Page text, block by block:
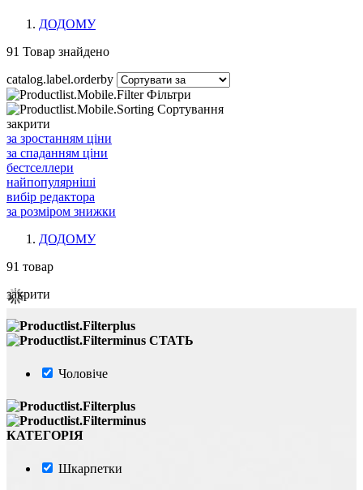
ДОДОМУ
91 Товар знайдено
catalog.label.orderby
Фільтри
Сортування
закрити
за зростанням ціни
за спаданням ціни
бестселлери
найпопулярніші
вибір редактора
за розміром знижки
ДОДОМУ
91 товар
закрити
СТАТЬ
Чоловіче
КАТЕГОРІЯ
Шкарпетки